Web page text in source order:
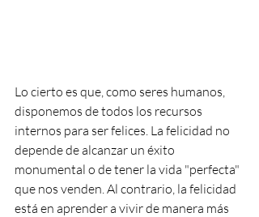
Lo cierto es que, como seres humanos,
disponemos de todos los recursos
internos para ser felices. La felicidad no
depende de alcanzar un éxito
monumental o de tener la vida "perfecta"
que nos venden. Al contrario, la felicidad
está en aprender a vivir de manera más